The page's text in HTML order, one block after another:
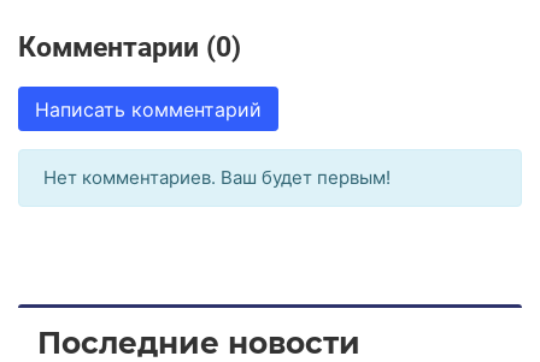
Комментарии (0)
Написать комментарий
Нет комментариев. Ваш будет первым!
Последние новости